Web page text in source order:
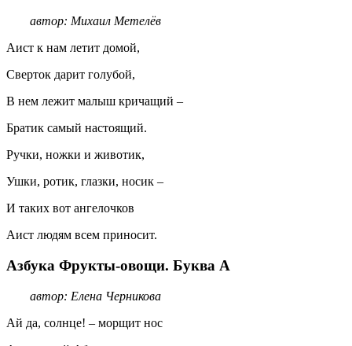
автор: Михаил Метелёв
Аист к нам летит домой,
Сверток дарит голубой,
В нем лежит малыш кричащий –
Братик самый настоящий.
Ручки, ножки и животик,
Ушки, ротик, глазки, носик –
И таких вот ангелочков
Аист людям всем приносит.
Азбука Фрукты-овощи. Буква А
автор: Елена Черникова
Ай да, солнце! – морщит нос